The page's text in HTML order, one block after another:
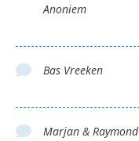
Anoniem
Bas Vreeken
Marjan & Raymond